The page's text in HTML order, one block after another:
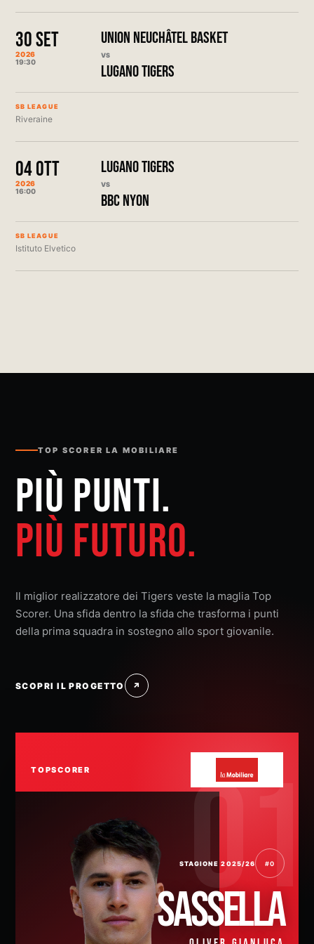
30 SET
2026
19:30
UNION NEUCHÂTEL BASKET
VS
LUGANO TIGERS
SB LEAGUE
Riveraine
04 OTT
2026
16:00
LUGANO TIGERS
VS
BBC NYON
SB LEAGUE
Istituto Elvetico
TOP SCORER LA MOBILIARE
PIÙ PUNTI.
PIÙ FUTURO.
Il miglior realizzatore dei Tigers veste la maglia Top
Scorer. Una sfida dentro la sfida che trasforma i punti
della prima squadra in sostegno allo sport giovanile.
SCOPRI IL PROGETTO ↗
TOPSCORER
STAGIONE 2025/26 #0
SASSELLA